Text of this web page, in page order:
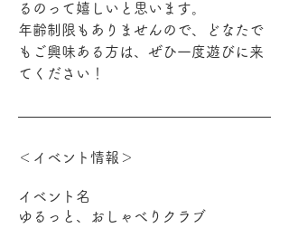
るのって嬉しいと思います。
年齢制限もありませんので、どなたで
もご興味ある方は、ぜひ一度遊びに来
てください！
＜イベント情報＞
イベント名
ゆるっと、おしゃべりクラブ